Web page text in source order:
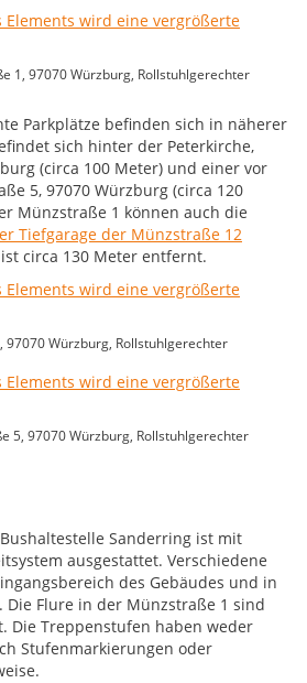
1, 97070 Würzburg, Rollstuhlgerechter
Parkplätze befinden sich in näherer
sich hinter der Peterkirche,
(circa 100 Meter) und einer vor
5, 97070 Würzburg (circa 120
Münzstraße 1 können auch die
Tiefgarage der Münzstraße 12
circa 130 Meter entfernt.
97070 Würzburg, Rollstuhlgerechter
5, 97070 Würzburg, Rollstuhlgerechter
Sanderring ist mit
ausgestattet. Verschiedene
des Gebäudes und in
Flure in der Münzstraße 1 sind
Die Treppenstufen haben weder
Stufenmarkierungen oder